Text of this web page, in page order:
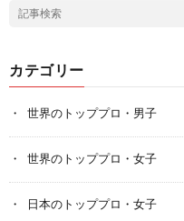
カテゴリー
世界のトッププロ・男子
世界のトッププロ・女子
日本のトッププロ・女子